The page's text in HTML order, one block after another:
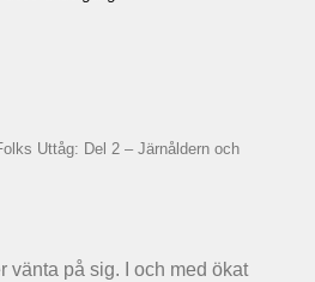
Uttåg: Del 2 – Järnåldern och
vänta på sig. I och med ökat